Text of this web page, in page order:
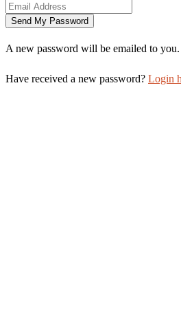
A new password will be emailed to you.
Have received a new password? Login